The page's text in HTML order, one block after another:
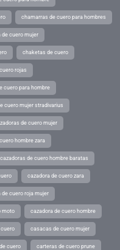
chamarras de cuero para hombres
de cuero mujer
chaketas de cuero
rojas
cuero para hombre
cuero mujer stradivarius
de cuero mujer
hombre zara
cazadoras de cuero hombre baratas
cazadora de cuero zara
de cuero roja mujer
moto cazadora de cuero hombre
casacas de cuero mujer
cuero carteras de cuero prune